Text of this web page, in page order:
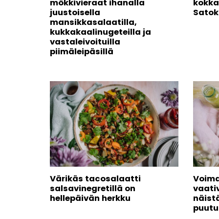
mökkivieraat ihanalla
juustoisella
mansikkasalaatilla,
kukkakaalinugeteilla ja
vastaleivoituilla
piimäleipäsillä
Värikäs tacosalaatti
salsavinegretillä on
hellepäivän herkku